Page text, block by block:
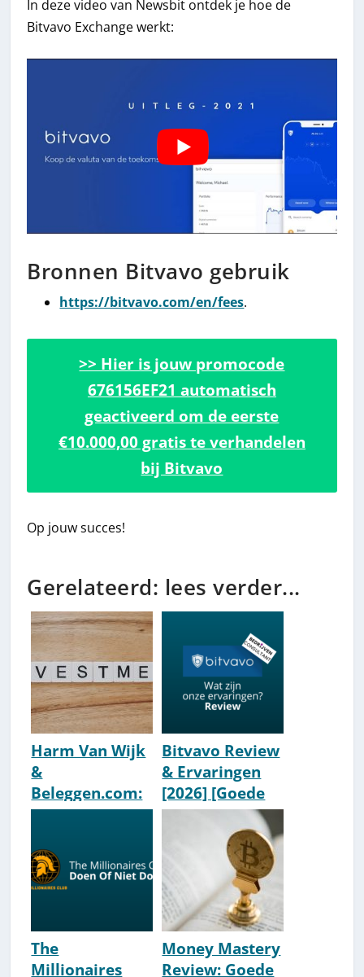
In deze video van Newsbit ontdek je hoe de
Bitvavo Exchange werkt:
Bronnen Bitvavo gebruik
https://bitvavo.com/en/fees.
>> Hier is jouw promocode
676156EF21 automatisch
geactiveerd om de eerste
€10.000,00 gratis te verhandelen
bij Bitvavo
Op jouw succes!
Gerelateerd: lees verder...
Harm Van Wijk
&
Beleggen.com:
Bio &
[Wiki]
Bitvavo Review
& Ervaringen
[2026] [Goede
Keus &
Betrouwbaar?]
The
Millionaires
Money Mastery
Review: Goede